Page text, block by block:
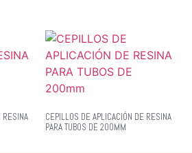
RESINA
CEPILLOS DE APLICACIÓN DE RESINA
PARA TUBOS DE 200MM